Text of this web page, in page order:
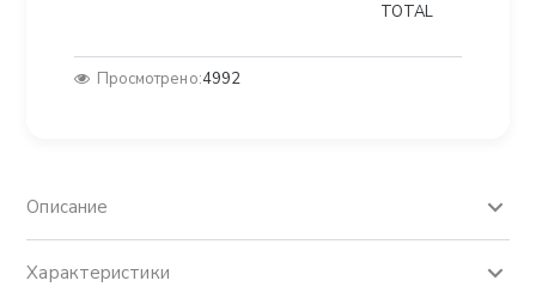
TOTAL
Просмотрено:4992
Описание
Характеристики